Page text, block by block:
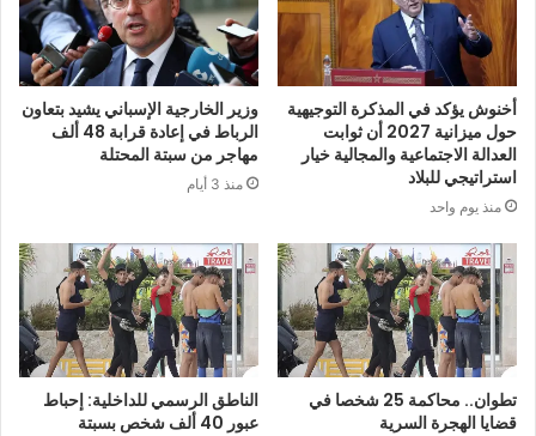
أخنوش يؤكد في المذكرة التوجيهية
حول ميزانية 2027 أن ثوابت
العدالة الاجتماعية والمجالية خيار
استراتيجي للبلاد
منذ يوم واحد
وزير الخارجية الإسباني يشيد بتعاون
الرباط في إعادة قرابة 48 ألف
مهاجر من سبتة المحتلة
منذ 3 أيام
تطوان.. محاكمة 25 شخصا في
قضايا الهجرة السرية
الناطق الرسمي للداخلية: إحباط
عبور 40 ألف شخص بسبتة